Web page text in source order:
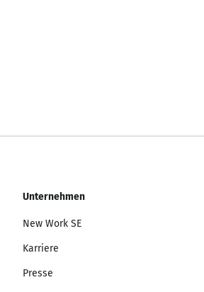
Unternehmen
New Work SE
Karriere
Presse